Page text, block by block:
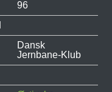
96
Dansk
Jernbane-Klub